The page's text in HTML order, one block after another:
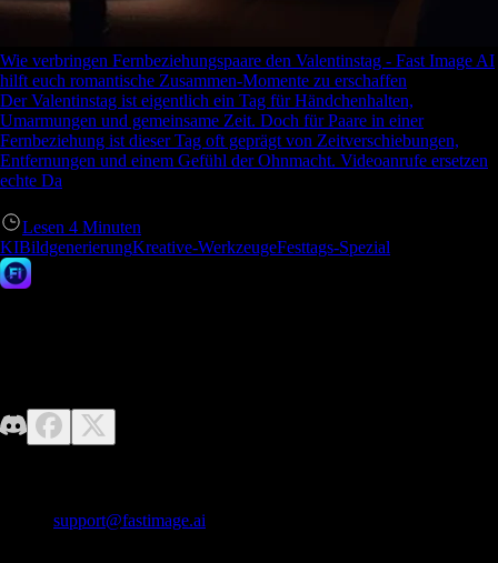
Wie verbringen Fernbeziehungspaare den Valentinstag - Fast Image AI
hilft euch romantische Zusammen-Momente zu erschaffen
Der Valentinstag ist eigentlich ein Tag für Händchenhalten,
Umarmungen und gemeinsame Zeit. Doch für Paare in einer
Fernbeziehung ist dieser Tag oft geprägt von Zeitverschiebungen,
Entfernungen und einem Gefühl der Ohnmacht. Videoanrufe ersetzen
echte Da
Lesen 4 Minuten
KIBildgenerierungKreative-WerkzeugeFesttags-Spezial
support@fastimage.ai